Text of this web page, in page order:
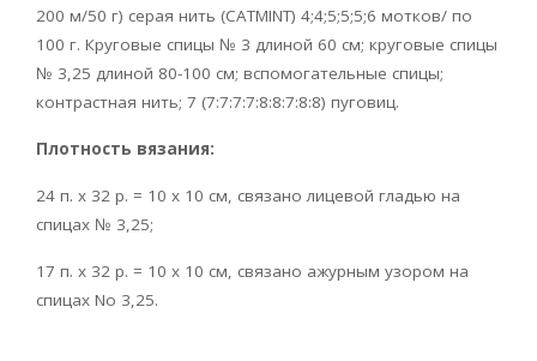
200 м/50 г) серая нить (CATMINT) 4;4;5;5;5;6 мотков/ по
100 г. Круговые спицы № 3 длиной 60 см; круговые спицы
№ 3,25 длиной 80-100 см; вспомогательные спицы;
контрастная нить; 7 (7:7:7:7:8:8:7:8:8) пуговиц.
Плотность вязания:
24 п. х 32 р. = 10 х 10 см, связано лицевой гладью на
спицах № 3,25;
17 п. х 32 р. = 10 х 10 см, связано ажурным узором на
спицах No 3,25.